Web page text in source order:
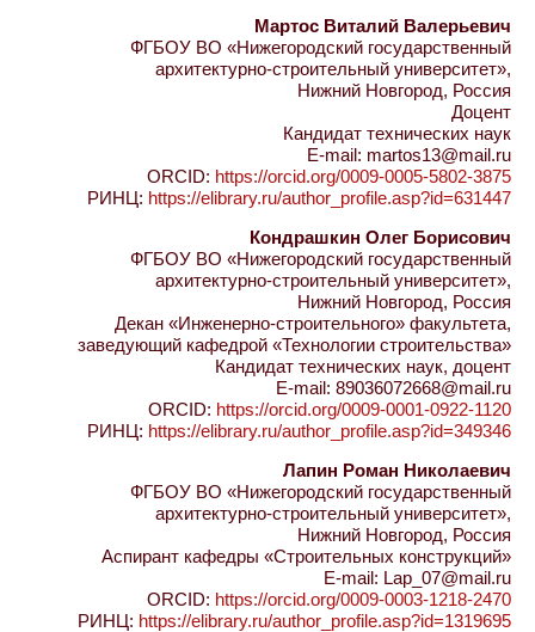
Мартос Виталий Валерьевич
ФГБОУ ВО «Нижегородский государственный
архитектурно-строительный университет»,
Нижний Новгород, Россия
Доцент
Кандидат технических наук
E-mail: martos13@mail.ru
ORCID: https://orcid.org/0009-0005-5802-3875
РИНЦ: https://elibrary.ru/author_profile.asp?id=631447
Кондрашкин Олег Борисович
ФГБОУ ВО «Нижегородский государственный
архитектурно-строительный университет»,
Нижний Новгород, Россия
Декан «Инженерно-строительного» факультета,
заведующий кафедрой «Технологии строительства»
Кандидат технических наук, доцент
E-mail: 89036072668@mail.ru
ORCID: https://orcid.org/0009-0001-0922-1120
РИНЦ: https://elibrary.ru/author_profile.asp?id=349346
Лапин Роман Николаевич
ФГБОУ ВО «Нижегородский государственный
архитектурно-строительный университет»,
Нижний Новгород, Россия
Аспирант кафедры «Строительных конструкций»
E-mail: Lap_07@mail.ru
ORCID: https://orcid.org/0009-0003-1218-2470
РИНЦ: https://elibrary.ru/author_profile.asp?id=1319695